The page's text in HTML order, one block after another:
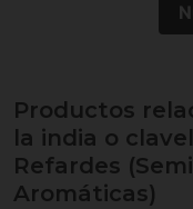
Productos
la india o
Refardes
Aromáticas)